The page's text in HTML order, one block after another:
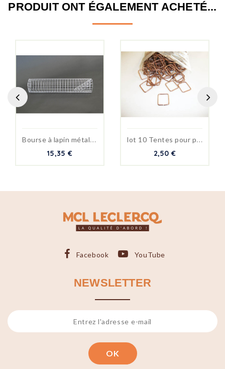
PRODUIT ONT ÉGALEMENT ACHETÉ...
B
ourse à lapin métallique
15,35 €
l
ot 10 Tentes pour piège à...
2,50 €
Facebook YouTube
NEWSLETTER